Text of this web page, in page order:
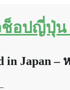
ช็อปญี่ปุ่น
in